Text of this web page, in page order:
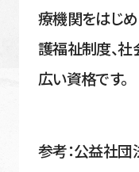
療機関をはじめ
護福祉制度、
広い資格です。
参考：公益社団